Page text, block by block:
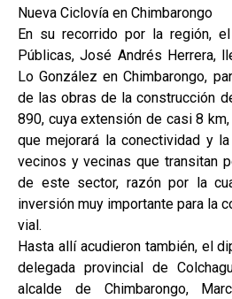
Nueva Ciclovía en Chimbarongo
En su recorrido por la región,
Públicas, José Andrés Herrera,
Lo González en Chimbarongo,
de las obras de la construcción
890, cuya extensión de casi 8
que mejorará la conectividad y
vecinos y vecinas que transitan
de este sector, razón por la
inversión muy importante para la
vial.
Hasta allí acudieron también, el
delegada provincial de
alcalde de Chimbarongo,